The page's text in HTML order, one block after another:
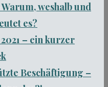
weshalb und
es?
– ein kurzer
Beschäftigung –